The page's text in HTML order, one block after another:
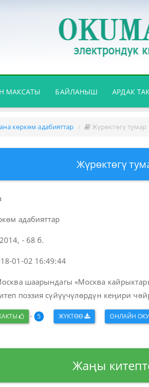
МАКСАТЫ БАЙЛАНЫШ АРДАК
көркөм адабияттар Жүрөктөгү тумар
Жүрөктөгү
адабияттар
- 68 б.
01-02 16:49:44
шаарындагы «Москва
поэзия сүйүүчүлөрдүн кеңири
- 5 ЖҮКТӨӨ ОНЛАЙН
Жаңы